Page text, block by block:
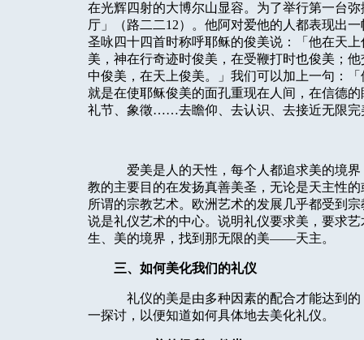
在光辉四射的大博尔山显容。为了举行第一台
厅」（路二二12）。他阿对爱他的人都表现出
圣咏四十四首时称呼耶稣的俊美说：「他在天
美，神在行奇迹时俊美，在受鞭打时也俊美；
中俊美，在天上俊美。」我们可以加上一句：
就是在使耶稣俊美的面孔重现在人间，在信德
礼节、象徵……去瞻仰、去认识、去接近无限完
爱美是人的天性，每个人都追求美的境
教的主要目的在发扬真善美圣，无论是天主性
所谓的宗教艺术。欧洲艺术的发展几乎都受到
说是礼仪艺术的中心。说明礼仪要求美，要求
生、美的境界，找到那无限的美——天主。
三、如何美化我们的礼仪
礼仪的美是由多种因素的配合才能达到
一探讨，以便知道如何具体地去美化礼仪。